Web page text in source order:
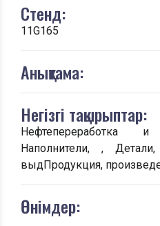
Стенд:
11G165
Анықтама:
Негізгі тақырыптар:
Нефтепереработка и
Наполнители, ,
выдПродукция,
Өнімдер: